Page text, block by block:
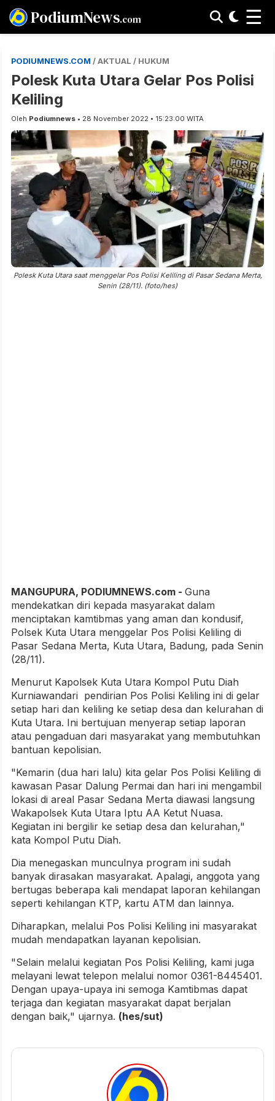
PodiumNews.com ☰
PODIUMNEWS.COM / AKTUAL / HUKUM
Polesk Kuta Utara Gelar Pos Polisi
Keliling
Oleh Podiumnews • 28 November 2022 • 15:23:00 WITA
Polesk Kuta Utara saat menggelar Pos Polisi Keliling di Pasar Sedana Merta,
Senin (28/11). (foto/hes)
MANGUPURA, PODIUMNEWS.com - Guna
mendekatkan diri kepada masyarakat dalam
menciptakan kamtibmas yang aman dan kondusif,
Polsek Kuta Utara menggelar Pos Polisi Keliling di
Pasar Sedana Merta, Kuta Utara, Badung, pada Senin
(28/11).
Menurut Kapolsek Kuta Utara Kompol Putu Diah
Kurniawandari pendirian Pos Polisi Keliling ini di gelar
setiap hari dan keliling ke setiap desa dan kelurahan di
Kuta Utara. Ini bertujuan menyerap setiap laporan
atau pengaduan dari masyarakat yang membutuhkan
bantuan kepolisian.
"Kemarin (dua hari lalu) kita gelar Pos Polisi Keliling di
kawasan Pasar Dalung Permai dan hari ini mengambil
lokasi di areal Pasar Sedana Merta diawasi langsung
Wakapolsek Kuta Utara Iptu AA Ketut Nuasa.
Kegiatan ini bergilir ke setiap desa dan kelurahan,"
kata Kompol Putu Diah.
Dia menegaskan munculnya program ini sudah
banyak dirasakan masyarakat. Apalagi, anggota yang
bertugas beberapa kali mendapat laporan kehilangan
seperti kehilangan KTP, kartu ATM dan lainnya.
Diharapkan, melalui Pos Polisi Keliling ini masyarakat
mudah mendapatkan layanan kepolisian.
"Selain melalui kegiatan Pos Polisi Keliling, kami juga
melayani lewat telepon melalui nomor 0361-8445401.
Dengan upaya-upaya ini semoga Kamtibmas dapat
terjaga dan kegiatan masyarakat dapat berjalan
dengan baik," ujarnya. (hes/sut)